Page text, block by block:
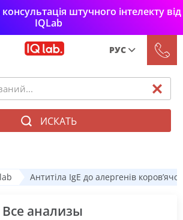
штучного інтелекту від
IQLab
РУС
Укр
ИСКАТЬ
Антитіла IgE до алергенів
Все анализы